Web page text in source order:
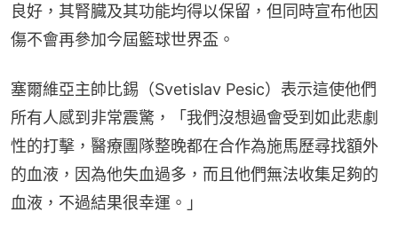
良好，其腎臓及其功能均得以保留，但同時宣布他因
傷不會再參加今屆籃球世界盃。
塞爾維亞主帥比錫（Svetislav Pesic）表示這使他們
所有人感到非常震驚，「我們沒想過會受到如此悲劇
性的打擊，醫療團隊整晚都在合作為施馬歷尋找額外
的血液，因為他失血過多，而且他們無法收集足夠的
血液，不過結果很幸運。」